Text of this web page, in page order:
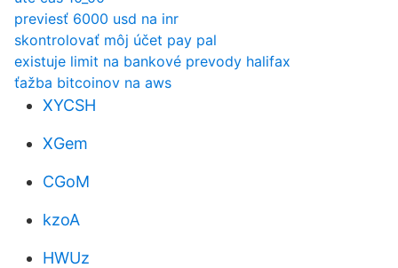
previesť 6000 usd na inr
skontrolovať môj účet pay pal
existuje limit na bankové prevody halifax
ťažba bitcoinov na aws
XYCSH
XGem
CGoM
kzoA
HWUz